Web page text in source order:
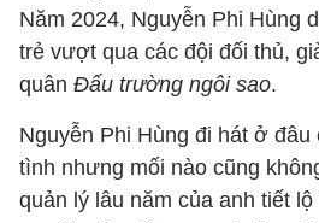
Năm 2024, Nguyễn Phi Hùng
trẻ vượt qua các đội đối thủ,
quân Đấu trường ngôi sao.
Nguyễn Phi Hùng đi hát ở
tình nhưng mối nào cũng
quản lý lâu năm của anh tiết